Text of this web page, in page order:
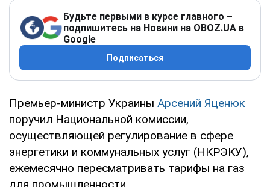
Будьте первыми в курсе главного –
подпишитесь на Новини на OBOZ.UA в
Google
Подписаться
Премьер-министр Украины Арсений Яценюк
поручил Национальной комиссии,
осуществляющей регулирование в сфере
энергетики и коммунальных услуг (НКРЭКУ),
ежемесячно пересматривать тарифы на газ
для промышленности.